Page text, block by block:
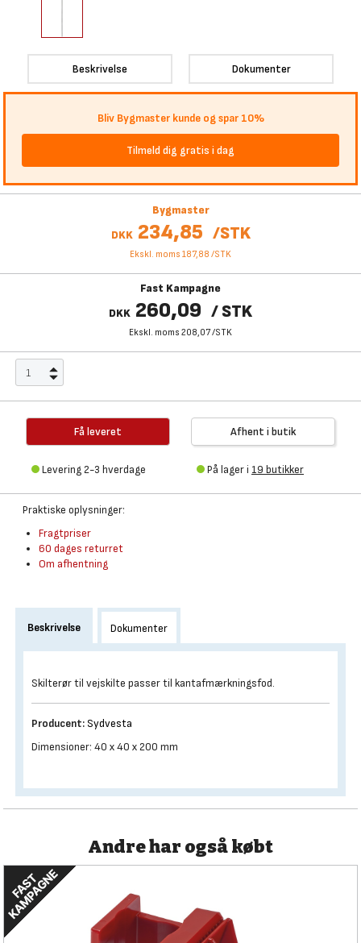
Beskrivelse Dokumenter
Bliv Bygmaster kunde og spar 10%
Tilmeld dig gratis i dag
Bygmaster
DKK 234,85 /STK
Ekskl. moms 187,88 /STK
Fast Kampagne
DKK 260,09 /STK
Ekskl. moms 208,07/STK
Få leveret
Levering 2-3 hverdage
Afhent i butik
På lager i 19 butikker
Praktiske oplysninger:
Fragtpriser
60 dages returret
Om afhentning
Beskrivelse Dokumenter
Skilterør til vejskilte passer til kantafmærkningsfod.
Producent: Sydvesta
Dimensioner: 40 x 40 x 200 mm
Andre har også købt